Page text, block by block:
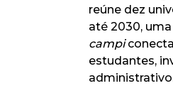
reúne dez
até 2030,
campi
estudantes,